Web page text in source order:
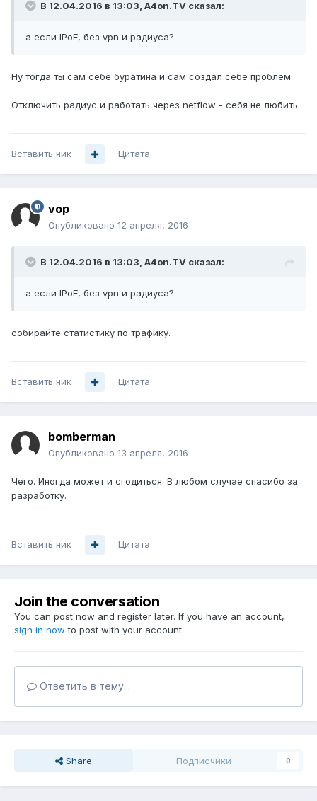
В 12.04.2016 в 13:03, A4on.TV сказал:
а если IPoE, без vpn и радиуса?
Ну тогда ты сам себе буратина и сам создал себе проблем
Отключить радиус и работать через netflow - себя не любить
Вставить ник Цитата
vop
Опубликовано 12 апреля, 2016
В 12.04.2016 в 13:03, A4on.TV сказал:
а если IPoE, без vpn и радиуса?
собирайте статистику по трафику.
Вставить ник Цитата
bomberman
Опубликовано 13 апреля, 2016
Чего. Иногда может и сгодиться. В любом случае спасибо за
разработку.
Вставить ник Цитата
Join the conversation
You can post now and register later. If you have an account,
sign in now to post with your account.
Ответить в тему...
Share Подписчики 0